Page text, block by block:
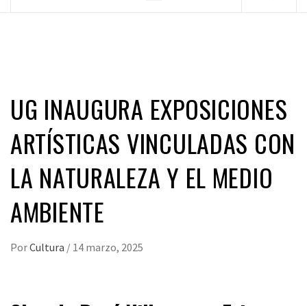
UG INAUGURA EXPOSICIONES
ARTÍSTICAS VINCULADAS CON
LA NATURALEZA Y EL MEDIO
AMBIENTE
PorCultura / 14 marzo, 2025